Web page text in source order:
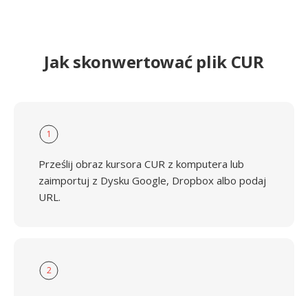
Jak skonwertować plik CUR
1
Prześlij obraz kursora CUR z komputera lub
zaimportuj z Dysku Google, Dropbox albo podaj
URL.
2